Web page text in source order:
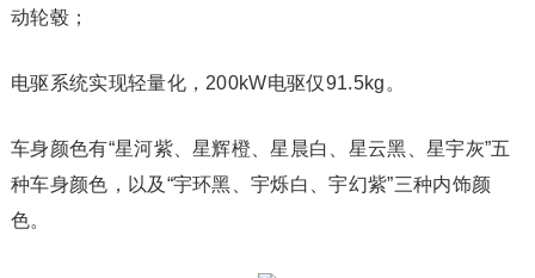
动轮毂；
电驱系统实现轻量化，200kW电驱仅91.5kg。
车身颜色有“星河紫、星辉橙、星晨白、星云黑、星宇灰”五
种车身颜色，以及“宇环黑、宇烁白、宇幻紫”三种内饰颜
色。